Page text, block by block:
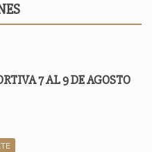
7 AL 9 DE AGOSTO